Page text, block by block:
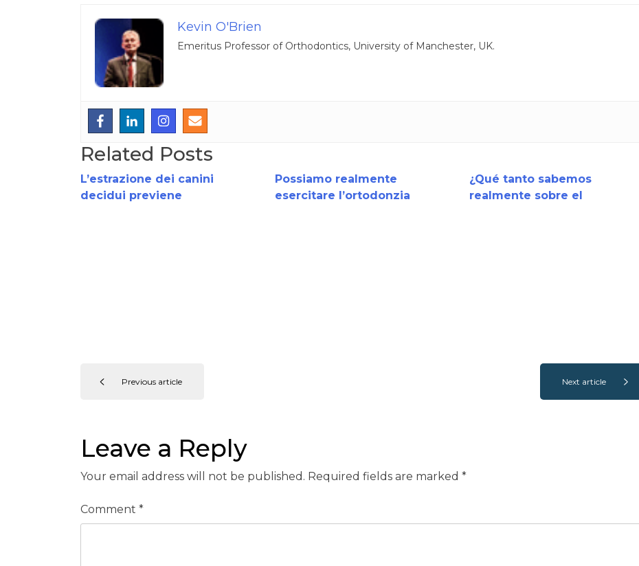
Kevin O'Brien
Emeritus Professor of Orthodontics, University of Manchester, UK.
Related Posts
L’estrazione dei canini
decidui previene
Possiamo realmente
esercitare l’ortodonzia
¿Qué tanto sabemos
realmente sobre el
Previous article Next article
Leave a Reply
Your email address will not be published. Required fields are marked *
Comment *